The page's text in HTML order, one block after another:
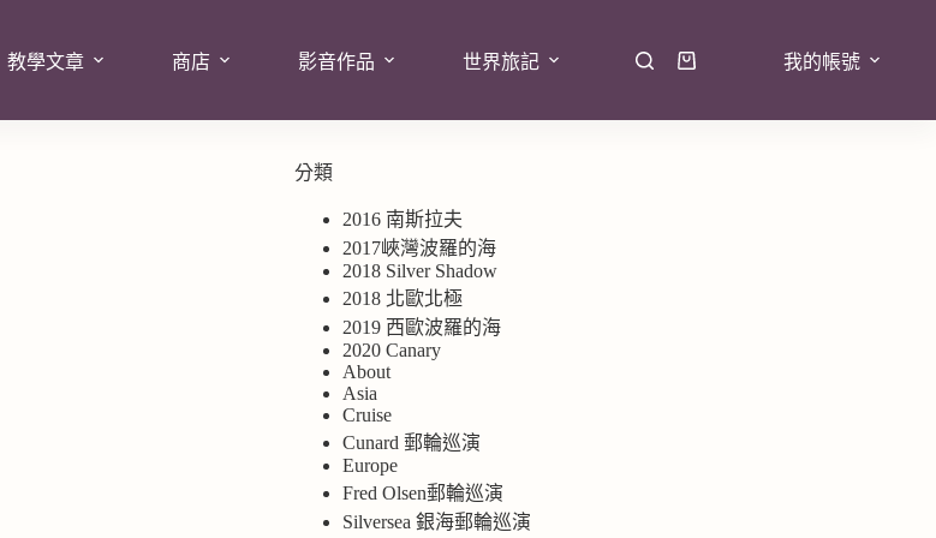
教學文章 商店 影音作品 世界旅記 我的帳號
分類
2016 南斯拉夫
2017峽灣波羅的海
2018 Silver Shadow
2018 北歐北極
2019 西歐波羅的海
2020 Canary
About
Asia
Cruise
Cunard 郵輪巡演
Europe
Fred Olsen郵輪巡演
Silversea 銀海郵輪巡演